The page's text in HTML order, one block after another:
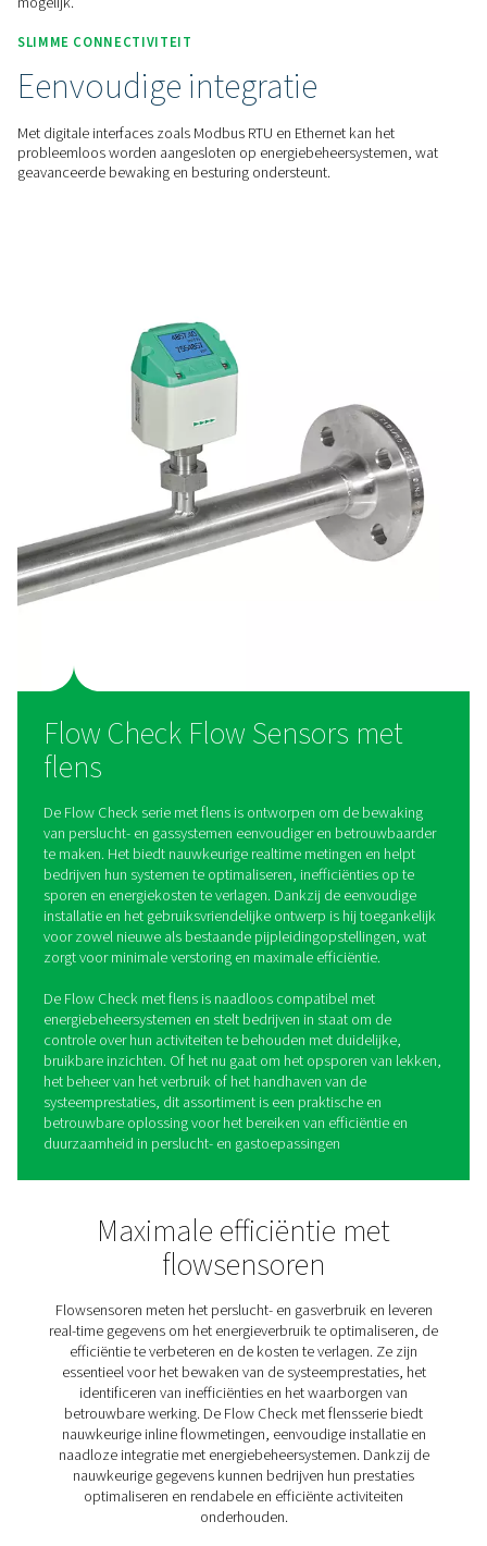
De Flow Check met flens biedt nauwkeurige real-time
voor een betere systeemefficiëntie.
GEBRUIKSVRIENDELIJK
Eenvoudig te installeren
pijpleidingen en een comfortabele bediening in
SLIMME CONNECTIVITEIT
Eenvoudige integratie
Met digitale interfaces zoals Modbus RTU en Ethernet kan
probleemloos worden aangesloten op
geavanceerde bewaking en besturing ondersteunt.
Flow Check Flow Sensors
flens
De Flow Check serie met flens is ontworpen om de
van perslucht- en gassystemen eenvoudiger en
te maken. Het biedt nauwkeurige realtime metingen en
bedrijven hun systemen te optimaliseren, inefficiënties
sporen en energiekosten te verlagen. Dankzij de
installatie en het gebruiksvriendelijke ontwerp is hij
voor zowel nieuwe als bestaande